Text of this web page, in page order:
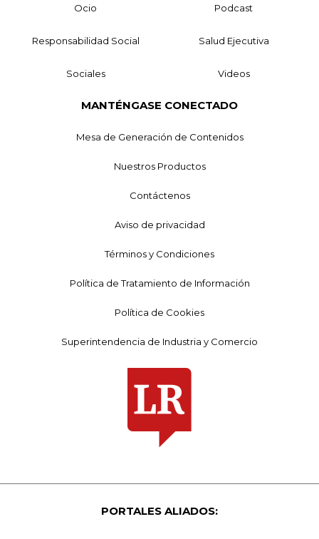
Ocio Podcast
Responsabilidad Social Salud Ejecutiva
Sociales Videos
MANTÉNGASE CONECTADO
Mesa de Generación de Contenidos
Nuestros Productos
Contáctenos
Aviso de privacidad
Términos y Condiciones
Política de Tratamiento de Información
Política de Cookies
Superintendencia de Industria y Comercio
PORTALES ALIADOS: